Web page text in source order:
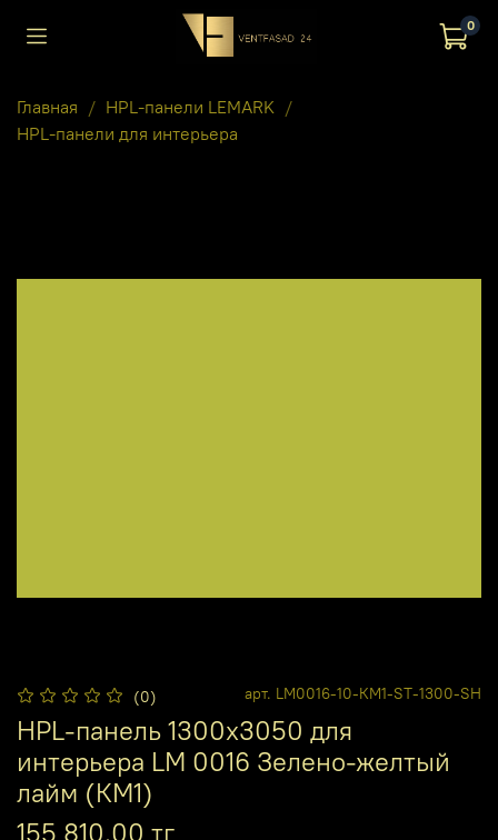
0
Главная
HPL-панели LEMARK
HPL-панели для интерьера
(0) арт. LM0016-10-КМ1-ST-1300-SH
HPL-панель 1300х3050 для
интерьера LM 0016 Зелено-желтый
лайм (КМ1)
155 810.00 тг